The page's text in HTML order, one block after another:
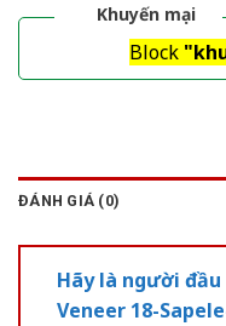
Khuyến mại
Block
ĐÁNH GIÁ (0)
Hãy là người đầu
Veneer 18-